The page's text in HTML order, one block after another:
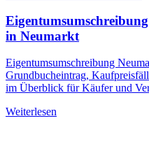
in Neumarkt
Eigentumsumschreibung
Grundbucheintrag,
im Überblick für Käufer und
Weiterlesen